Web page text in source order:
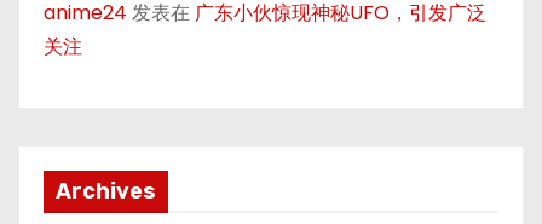
anime24 发表在 广东小伙惊现神秘UFO，引发广泛
关注
Archives